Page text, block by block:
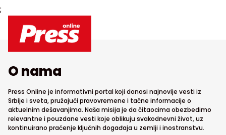
;
O nama
Press Online je informativni portal koji donosi najnovije vesti iz
Srbije i sveta, pružajući pravovremene i tačne informacije o
aktuelnim dešavanjima. Naša misija je da čitaocima obezbedimo
relevantne i pouzdane vesti koje oblikuju svakodnevni život, uz
kontinuirano praćenje ključnih događaja u zemlji i inostranstvu.